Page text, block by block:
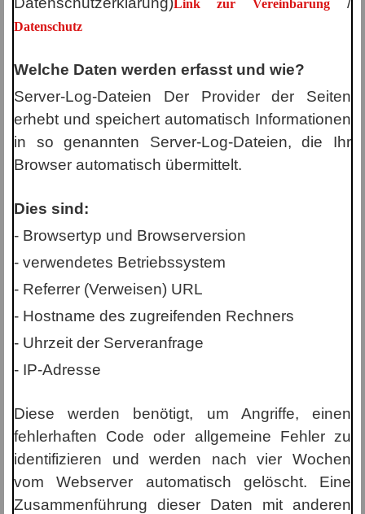
Link zur Vereinbarung
Datenschutz
Welche Daten werden erfasst und wie?
Server-Log-Dateien Der Provider der Seiten
erhebt und speichert automatisch Informationen
in so genannten Server-Log-Dateien, die Ihr
Browser automatisch übermittelt.
Dies sind:
- Browsertyp und Browserversion
- verwendetes Betriebssystem
- Referrer (Verweisen) URL
- Hostname des zugreifenden Rechners
- Uhrzeit der Serveranfrage
- IP-Adresse
Diese werden benötigt, um Angriffe, einen
fehlerhaften Code oder allgemeine Fehler zu
identifizieren und werden nach vier Wochen
vom Webserver automatisch gelöscht. Eine
Zusammenführung dieser Daten mit anderen